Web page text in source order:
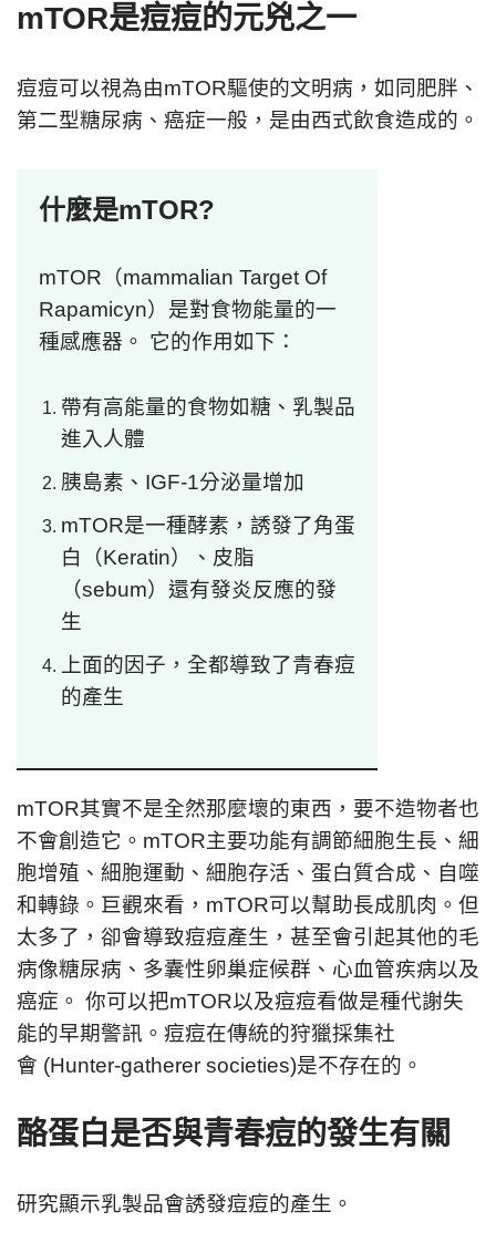
mTOR是痘痘的元兇之一
痘痘可以視為由mTOR驅使的文明病，如同肥胖、
第二型糖尿病、癌症一般，是由西式飲食造成的。
什麼是mTOR?
mTOR（mammalian Target Of
Rapamicyn）是對食物能量的一
種感應器。 它的作用如下：
帶有高能量的食物如糖、乳製品
進入人體
胰島素、IGF-1分泌量增加
mTOR是一種酵素，誘發了角蛋
白（Keratin）、皮脂
（sebum）還有發炎反應的發
生
上面的因子，全都導致了青春痘
的產生
mTOR其實不是全然那麼壞的東西，要不造物者也
不會創造它。mTOR主要功能有調節細胞生長、細
胞增殖、細胞運動、細胞存活、蛋白質合成、自噬
和轉錄。巨觀來看，mTOR可以幫助長成肌肉。但
太多了，卻會導致痘痘產生，甚至會引起其他的毛
病像糖尿病、多囊性卵巢症候群、心血管疾病以及
癌症。 你可以把mTOR以及痘痘看做是種代謝失
能的早期警訊。痘痘在傳統的狩獵採集社
會 (Hunter-gatherer societies)是不存在的。
酪蛋白是否與青春痘的發生有關
研究顯示乳製品會誘發痘痘的產生。